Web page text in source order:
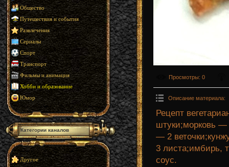
Общество
Путешествия и события
Развлечения
Сериалы
Спорт
Транспорт
Фильмы и анимация
Хобби и образование
Юмор
Категории каналов
Другое
Просмотры: 0
Описание материала:
Рецепт
штуки;морковь —
— 2
3 листа;имбирь,
соус.